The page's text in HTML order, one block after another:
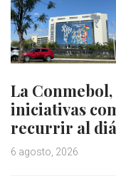
La
iniciativas
recurrir al
6 agosto, 2026